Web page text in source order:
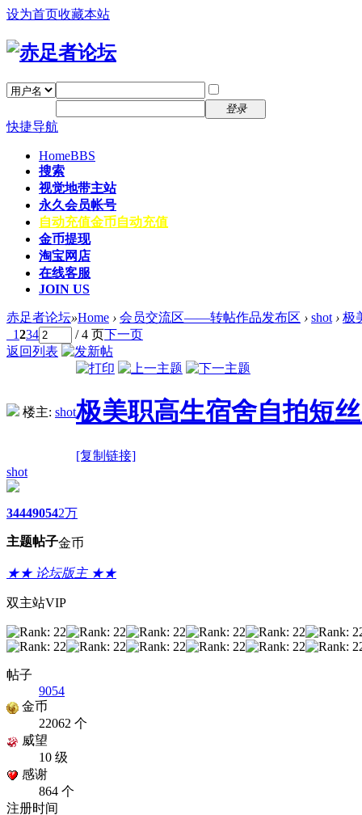
设为首页收藏本站
登录
快捷导航
HomeBBS
搜索
视觉地带主站
永久会员帐号
自动充值金币自动充值
金币提现
淘宝网店
在线客服
JOIN US
赤足者论坛»Home › 会员交流区——转帖作品发布区 › shot › 极
1234 / 4 页下一页
返回列表
楼主: shot极美职高生宿舍自拍短
[复制链接]
shot
3444
主题
9054
帖子
2万
金币
★★ 论坛版主 ★★
双主站VIP
帖子
9054
金币
22062 个
威望
10 级
感谢
864 个
注册时间